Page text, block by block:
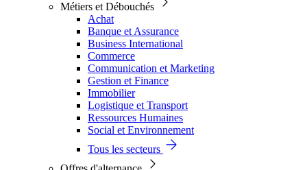
Métiers et Débouchés
Achat
Banque et Assurance
Business International
Commerce
Communication et Marketing
Gestion et Finance
Immobilier
Logistique et Transport
Ressources Humaines
Social et Environnement
Tous les secteurs